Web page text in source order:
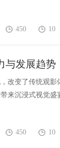
450 10
与发展趋势
改变了传统观影
来沉浸式视觉盛
450 10